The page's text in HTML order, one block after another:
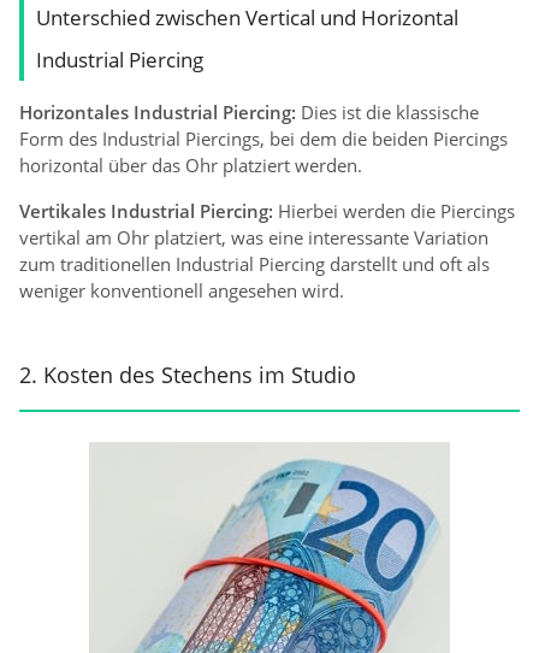
Unterschied zwischen Vertical und Horizontal
Industrial Piercing
Horizontales Industrial Piercing: Dies ist die klassische
Form des Industrial Piercings, bei dem die beiden Piercings
horizontal über das Ohr platziert werden.
Vertikales Industrial Piercing: Hierbei werden die Piercings
vertikal am Ohr platziert, was eine interessante Variation
zum traditionellen Industrial Piercing darstellt und oft als
weniger konventionell angesehen wird.
2. Kosten des Stechens im Studio